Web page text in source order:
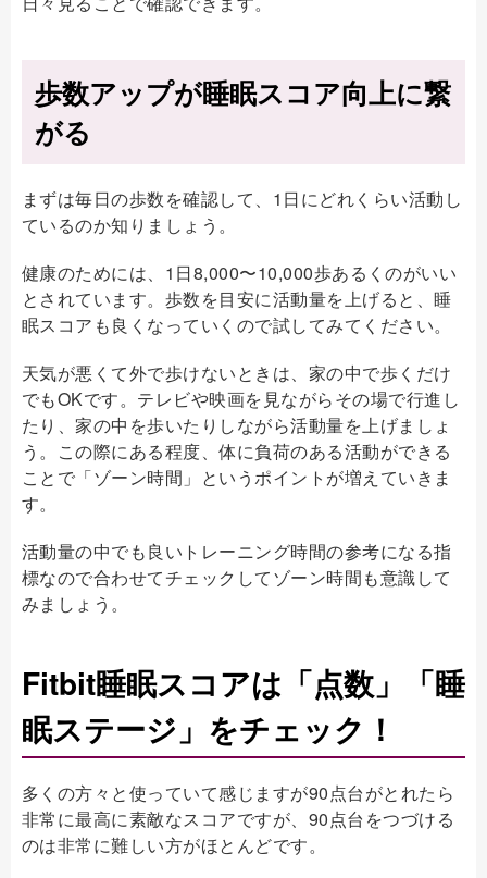
歩数アップが睡眠スコア向上に繋
がる
まずは毎日の歩数を確認して、1日にどれくらい活動し
ているのか知りましょう。
健康のためには、1日8,000〜10,000歩あるくのがいい
とされています。歩数を目安に活動量を上げると、睡
眠スコアも良くなっていくので試してみてください。
天気が悪くて外で歩けないときは、家の中で歩くだけ
でもOKです。テレビや映画を見ながらその場で行進し
たり、家の中を歩いたりしながら活動量を上げましょ
う。この際にある程度、体に負荷のある活動ができる
ことで「ゾーン時間」というポイントが増えていきま
す。
活動量の中でも良いトレーニング時間の参考になる指
標なので合わせてチェックしてゾーン時間も意識して
みましょう。
Fitbit睡眠スコアは「点数」「睡
眠ステージ」をチェック！
多くの方々と使っていて感じますが90点台がとれたら
非常に最高に素敵なスコアですが、90点台をつづける
のは非常に難しい方がほとんどです。